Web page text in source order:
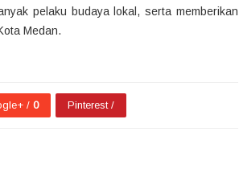
pelaku budaya lokal, serta memberikan
Medan.
/ 0 Pinterest /